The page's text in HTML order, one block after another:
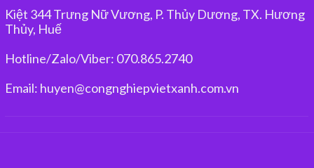
Kiệt 344 Trưng Nữ Vương, P. Thủy Dương, TX. Hương
Thủy, Huế
Hotline/Zalo/Viber: 070.865.2740
Email: huyen@congnghiepvietxanh.com.vn